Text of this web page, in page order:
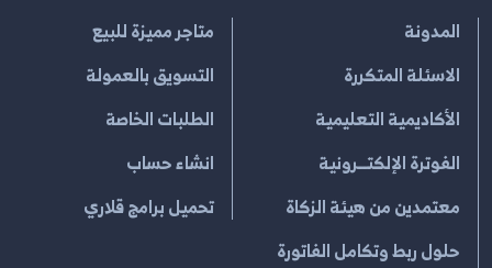
المدونة
الاسئلة المتكررة
الأكاديمية التعليمية
الفوترة الإلكتــرونية
معتمدين من هيئة الزكاة
حلول ربط وتكامل الفاتورة
متاجر مميزة للبيع
التسويق بالعمولة
الطلبات الخاصة
انشاء حساب
تحميل برامج قلاري